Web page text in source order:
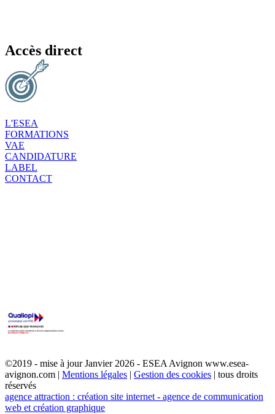
Accès direct
L'ESEA
FORMATIONS
VAE
CANDIDATURE
LABEL
CONTACT
©2019 - mise à jour Janvier 2026 - ESEA Avignon www.esea-
avignon.com | Mentions légales | Gestion des cookies | tous droits
réservés
agence attraction : création site internet - agence de communication
web et création graphique